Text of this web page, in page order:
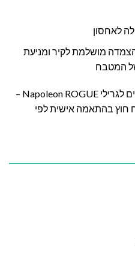
לאחסון
מושלמת לקיר ומניעת
המטבח
כל היחידות תוכננו במיוחד להתאים לגרילי Napoleon ROGUE –
חוץ בהתאמה אישית לפי